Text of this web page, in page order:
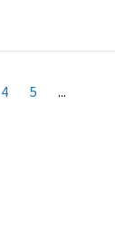
4 5 ...